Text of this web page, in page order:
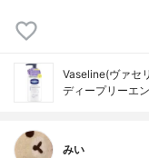
Vaseline(ヴァセ
ディープリーエ
みい